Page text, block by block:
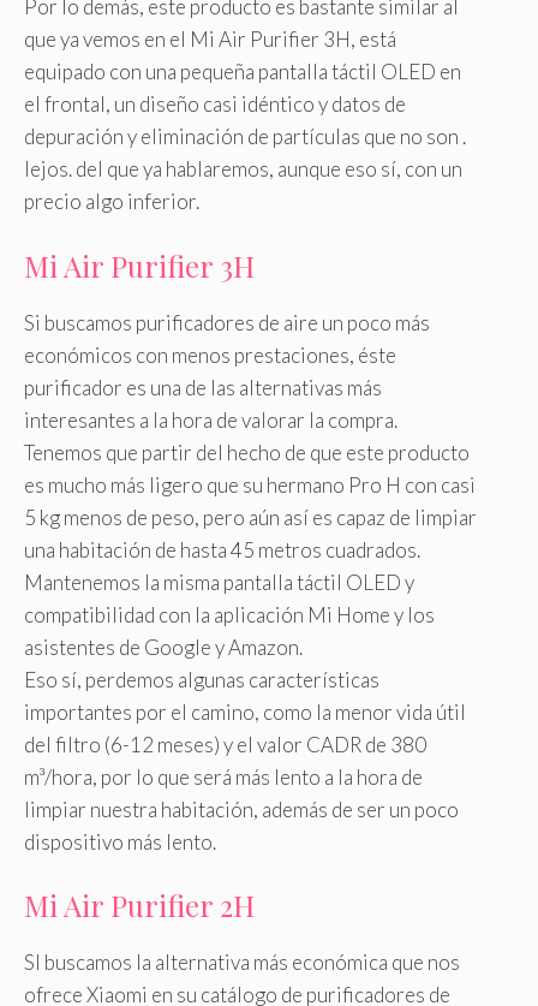
Por lo demás, este producto es bastante similar al
que ya vemos en el Mi Air Purifier 3H, está
equipado con una pequeña pantalla táctil OLED en
el frontal, un diseño casi idéntico y datos de
depuración y eliminación de partículas que no son .
lejos. del que ya hablaremos, aunque eso sí, con un
precio algo inferior.
Mi Air Purifier 3H
Si buscamos purificadores de aire un poco más
económicos con menos prestaciones, éste
purificador es una de las alternativas más
interesantes a la hora de valorar la compra.
Tenemos que partir del hecho de que este producto
es mucho más ligero que su hermano Pro H con casi
5 kg menos de peso, pero aún así es capaz de limpiar
una habitación de hasta 45 metros cuadrados.
Mantenemos la misma pantalla táctil OLED y
compatibilidad con la aplicación Mi Home y los
asistentes de Google y Amazon.
Eso sí, perdemos algunas características
importantes por el camino, como la menor vida útil
del filtro (6-12 meses) y el valor CADR de 380
m³/hora, por lo que será más lento a la hora de
limpiar nuestra habitación, además de ser un poco
dispositivo más lento.
Mi Air Purifier 2H
SI buscamos la alternativa más económica que nos
ofrece Xiaomi en su catálogo de purificadores de